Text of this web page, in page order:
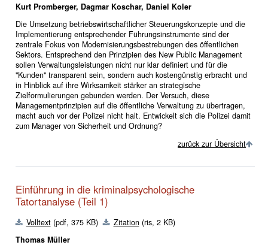
Kurt Promberger, Dagmar Koschar, Daniel Koler
Die Umsetzung betriebswirtschaftlicher Steuerungskonzepte und die
Implementierung entsprechender Führungsinstrumente sind der
zentrale Fokus von Modernisierungsbestrebungen des öffentlichen
Sektors. Entsprechend den Prinzipien des New Public Management
sollen Verwaltungsleistungen nicht nur klar definiert und für die
"Kunden" transparent sein, sondern auch kostengünstig erbracht und
in Hinblick auf ihre Wirksamkeit stärker an strategische
Zielformulierungen gebunden werden. Der Versuch, diese
Managementprinzipien auf die öffentliche Verwaltung zu übertragen,
macht auch vor der Polizei nicht halt. Entwickelt sich die Polizei damit
zum Manager von Sicherheit und Ordnung?
zurück zur Übersicht
Einführung in die kriminalpsychologische
Tatortanalyse (Teil 1)
Volltext(pdf, 375 KB) Zitation(ris, 2 KB)
Thomas Müller